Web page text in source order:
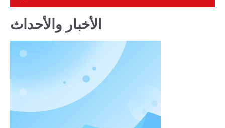
الأخبار والأحداث